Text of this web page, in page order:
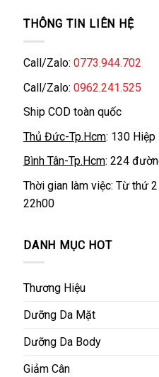
THÔNG TIN LIÊN HỆ
Call/Zalo: 0773.944.702
Call/Zalo: 0962.241.525
Ship COD toàn quốc
Thủ Đức-Tp.Hcm: 130 Hiệp
Bình Tân-Tp.Hcm: 224
Thời gian làm việc: Từ thứ
22h00
DANH MỤC HOT
Thương Hiệu
Dưỡng Da Mặt
Dưỡng Da Body
Giảm Cân